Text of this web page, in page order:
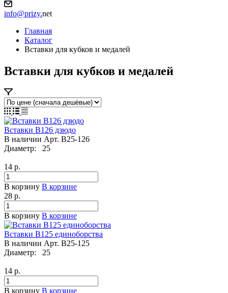
info@prizy.net
Главная
Каталог
Вставки для кубков и медалей
Вставки для кубков и медалей
Вставки B126 дзюдо
В наличии Арт. B25-126
Диаметр:
25
14 р.
В корзину В корзине
28 р.
В корзину В корзине
Вставки B125 единоборства
В наличии Арт. B25-125
Диаметр:
25
14 р.
В корзину В корзине